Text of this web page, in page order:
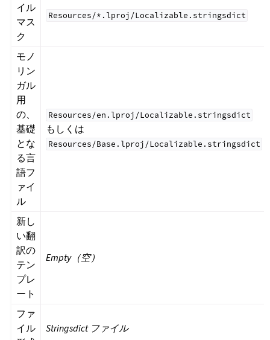
イル
マス
ク
Resources/*.lproj/Localizable.stringsdict
モノ
リン
ガル
用
の、
基礎
とな
る言
語フ
ァイ
ル
Resources/en.lproj/Localizable.stringsdict
もしくは
Resources/Base.lproj/Localizable.stringsdict
新し
い翻
訳の
テン
プレ
ート
Empty（空）
ファ
イル
Stringsdict ファイル